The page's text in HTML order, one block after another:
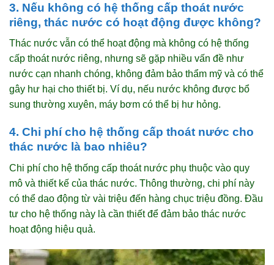
3. Nếu không có hệ thống cấp thoát nước
riêng, thác nước có hoạt động được không?
Thác nước vẫn có thể hoạt động mà không có hệ thống
cấp thoát nước riêng, nhưng sẽ gặp nhiều vấn đề như
nước cạn nhanh chóng, không đảm bảo thẩm mỹ và có thể
gây hư hại cho thiết bị. Ví dụ, nếu nước không được bổ
sung thường xuyên, máy bơm có thể bị hư hỏng.
4. Chi phí cho hệ thống cấp thoát nước cho
thác nước là bao nhiêu?
Chi phí cho hệ thống cấp thoát nước phụ thuộc vào quy
mô và thiết kế của thác nước. Thông thường, chi phí này
có thể dao động từ vài triệu đến hàng chục triệu đồng. Đầu
tư cho hệ thống này là cần thiết để đảm bảo thác nước
hoạt động hiệu quả.